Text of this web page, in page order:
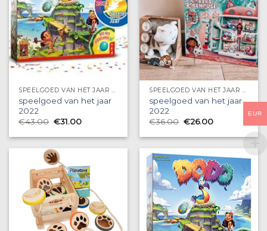
SPEELGOED VAN HET JAAR 2022
speelgoed van het jaar
2022
€43.00 €31.00
SPEELGOED VAN HET JAAR 2022
speelgoed van het jaar
2022
€36.00 €26.00
EUR